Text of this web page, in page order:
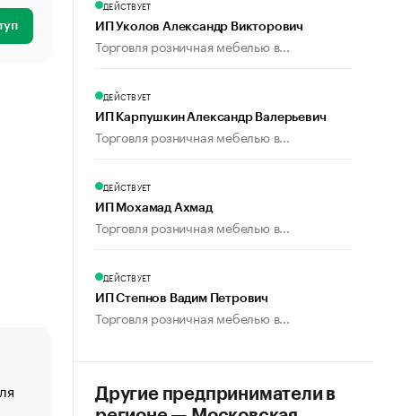
«От спорта тело стареет иначе». Как живет глава
создавшей GTA
ДЕЙСТВУЕТ
ИП Уколов Александр Викторович
Торговля розничная мебелью в...
ДЕЙСТВУЕТ
ИП Карпушкин Александр Валерьевич
Торговля розничная мебелью в...
ДЕЙСТВУЕТ
ИП Мохамад Ахмад
Торговля розничная мебелью в...
ДЕЙСТВУЕТ
ИП Степнов Вадим Петрович
Торговля розничная мебелью в...
Другие предприниматели в